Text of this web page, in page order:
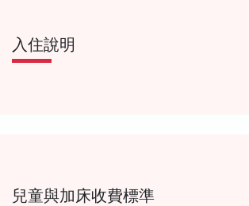
入住說明
兒童與加床收費標準